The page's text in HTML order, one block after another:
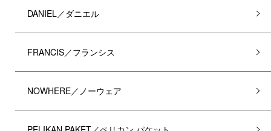
DANIEL／ダニエル
FRANCIS／フランシス
NOWHERE／ノーウェア